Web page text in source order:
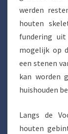
werden
houten
fundering
mogelijk op
een stenen
kan worden
huishouden
Langs de
houten